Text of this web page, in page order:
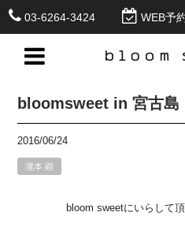
03-6264-3424 WEB予
bloomsweet in 宮古島
2016/06/24
瀧本 顕
bloom sweetにいらして